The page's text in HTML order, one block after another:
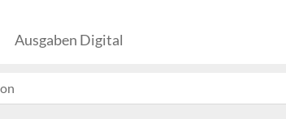
Ausgaben Digital